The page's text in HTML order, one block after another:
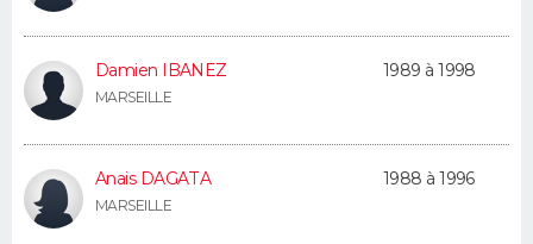
Damien IBANEZ
MARSEILLE
1989 à 1998
Anais DAGATA
MARSEILLE
1988 à 1996